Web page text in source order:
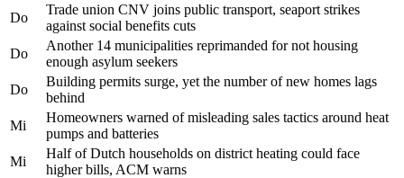
Do
Trade union CNV joins public transport, seaport strikes
against social benefits cuts
Do
Another 14 municipalities reprimanded for not housing
enough asylum seekers
Do
Building permits surge, yet the number of new homes lags
behind
Mi
Homeowners warned of misleading sales tactics around heat
pumps and batteries
Mi
Half of Dutch households on district heating could face
higher bills, ACM warns